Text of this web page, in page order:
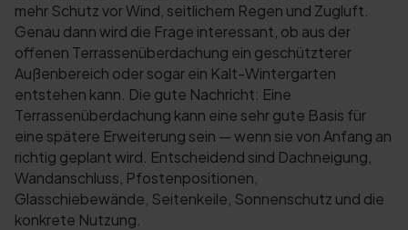
mehr Schutz vor Wind, seitlichem Regen und Zugluft.
Genau dann wird die Frage interessant, ob aus der
offenen Terrassenüberdachung ein geschützterer
Außenbereich oder sogar ein Kalt-Wintergarten
entstehen kann. Die gute Nachricht: Eine
Terrassenüberdachung kann eine sehr gute Basis für
eine spätere Erweiterung sein — wenn sie von Anfang an
richtig geplant wird. Entscheidend sind Dachneigung,
Wandanschluss, Pfostenpositionen,
Glasschiebewände, Seitenkeile, Sonnenschutz und die
konkrete Nutzung.